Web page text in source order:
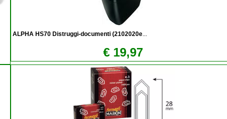
ALPHA HS70 Distruggi-documenti (2102020e...
€ 19,97